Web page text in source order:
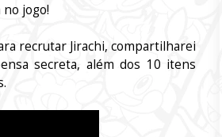
jogo!
recrutar Jirachi, compartilharei
secreta, além dos 10 itens